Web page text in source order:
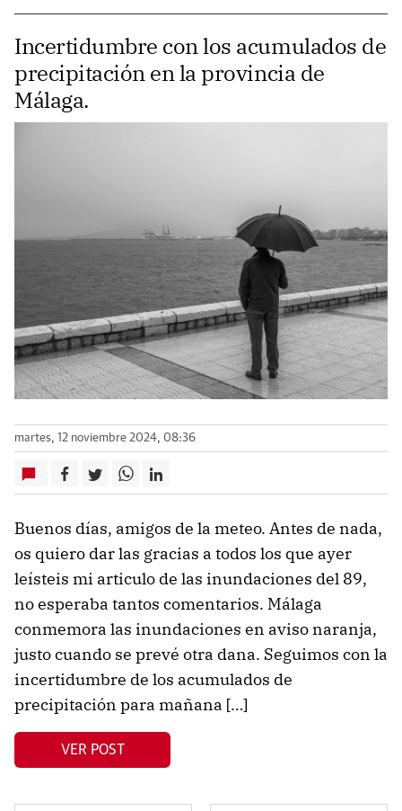
Incertidumbre con los acumulados de
precipitación en la provincia de
Málaga.
martes, 12 noviembre 2024, 08:36
Buenos días, amigos de la meteo. Antes de nada,
os quiero dar las gracias a todos los que ayer
leísteis mi articulo de las inundaciones del 89,
no esperaba tantos comentarios. Málaga
conmemora las inundaciones en aviso naranja,
justo cuando se prevé otra dana. Seguimos con la
incertidumbre de los acumulados de
precipitación para mañana […]
VER POST